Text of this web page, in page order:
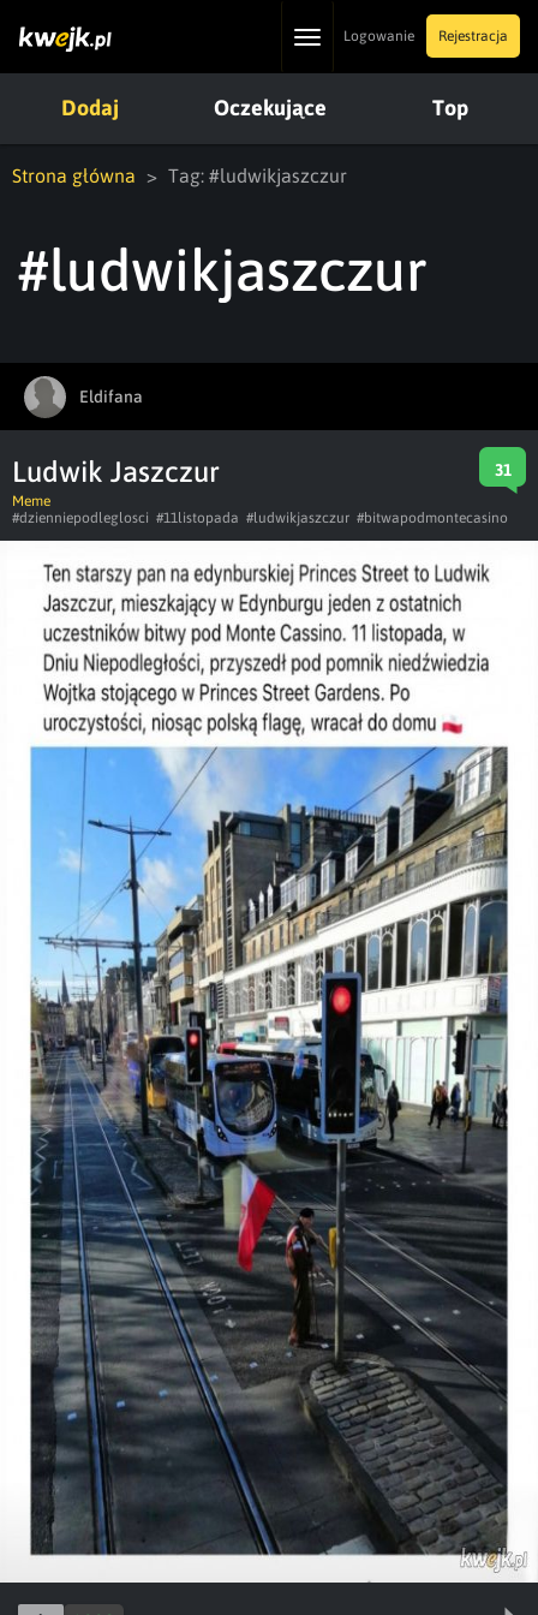
ToggleLogowanie Rejestracja
Dodaj Oczekujące Top
Strona główna Tag: #ludwikjaszczur
#ludwikjaszczur
Eldifana
Ludwik Jaszczur 31
Meme
#dzienniepodleglosci #11listopada #ludwikjaszczur #bitwapodmontecasino